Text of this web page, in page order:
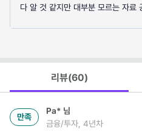
다 알 것 같지만 대부분 모르는 자료
리뷰(60)
만족
Pa* 님
금융/투자, 4년차